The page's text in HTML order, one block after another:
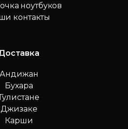
ноутбуков
контакты
Андижан
Бухара
Гулистане
Джизаке
Карши